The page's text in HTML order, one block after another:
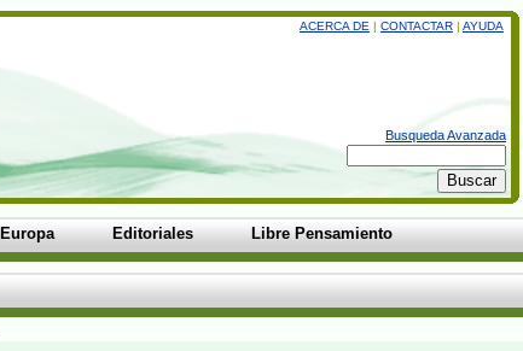
ACERCA DE | CONTACTAR | AYUDA
Busqueda Avanzada
Europa Editoriales Libre Pensamiento